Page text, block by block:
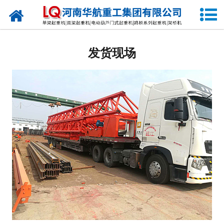
网站首页
公司新闻
生产现场
发货现场
视频中心
资质荣誉
公司业绩
发货现场